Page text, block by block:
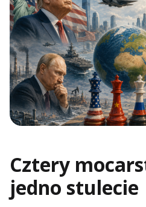
Cztery
jedno stulecie